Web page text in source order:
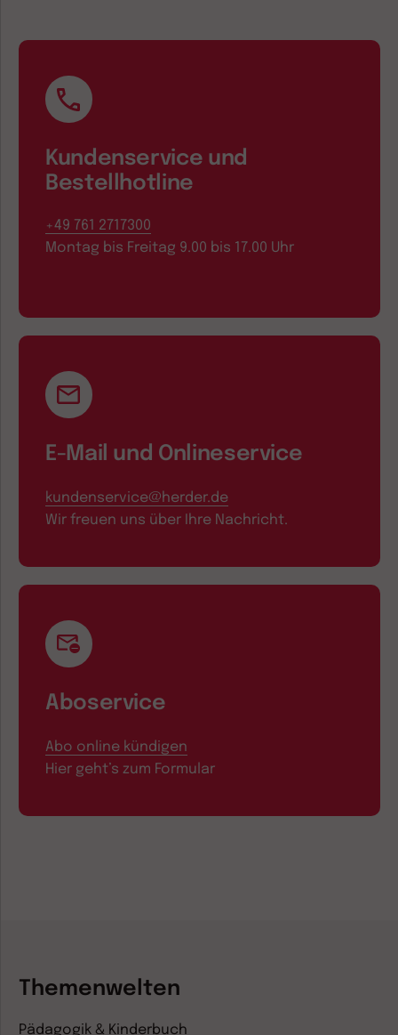
Kundenservice und
Bestellhotline
+49 761 2717300
Montag bis Freitag 9.00 bis 17.00 Uhr
E-Mail und Onlineservice
kundenservice@herder.de
Wir freuen uns über Ihre Nachricht.
Aboservice
Abo online kündigen
Hier geht’s zum Formular
Themenwelten
Pädagogik & Kinderbuch